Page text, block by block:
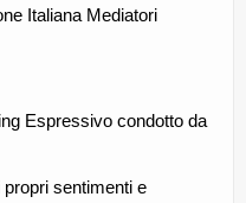
Italiana Mediatori
Espressivo condotto da
sentimenti e